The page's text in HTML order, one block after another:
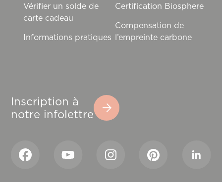
Vérifier un solde de
carte cadeau
Informations pratiques
Certification Biosphere
Compensation de
l’empreinte carbone
Inscription à
notre infolettre